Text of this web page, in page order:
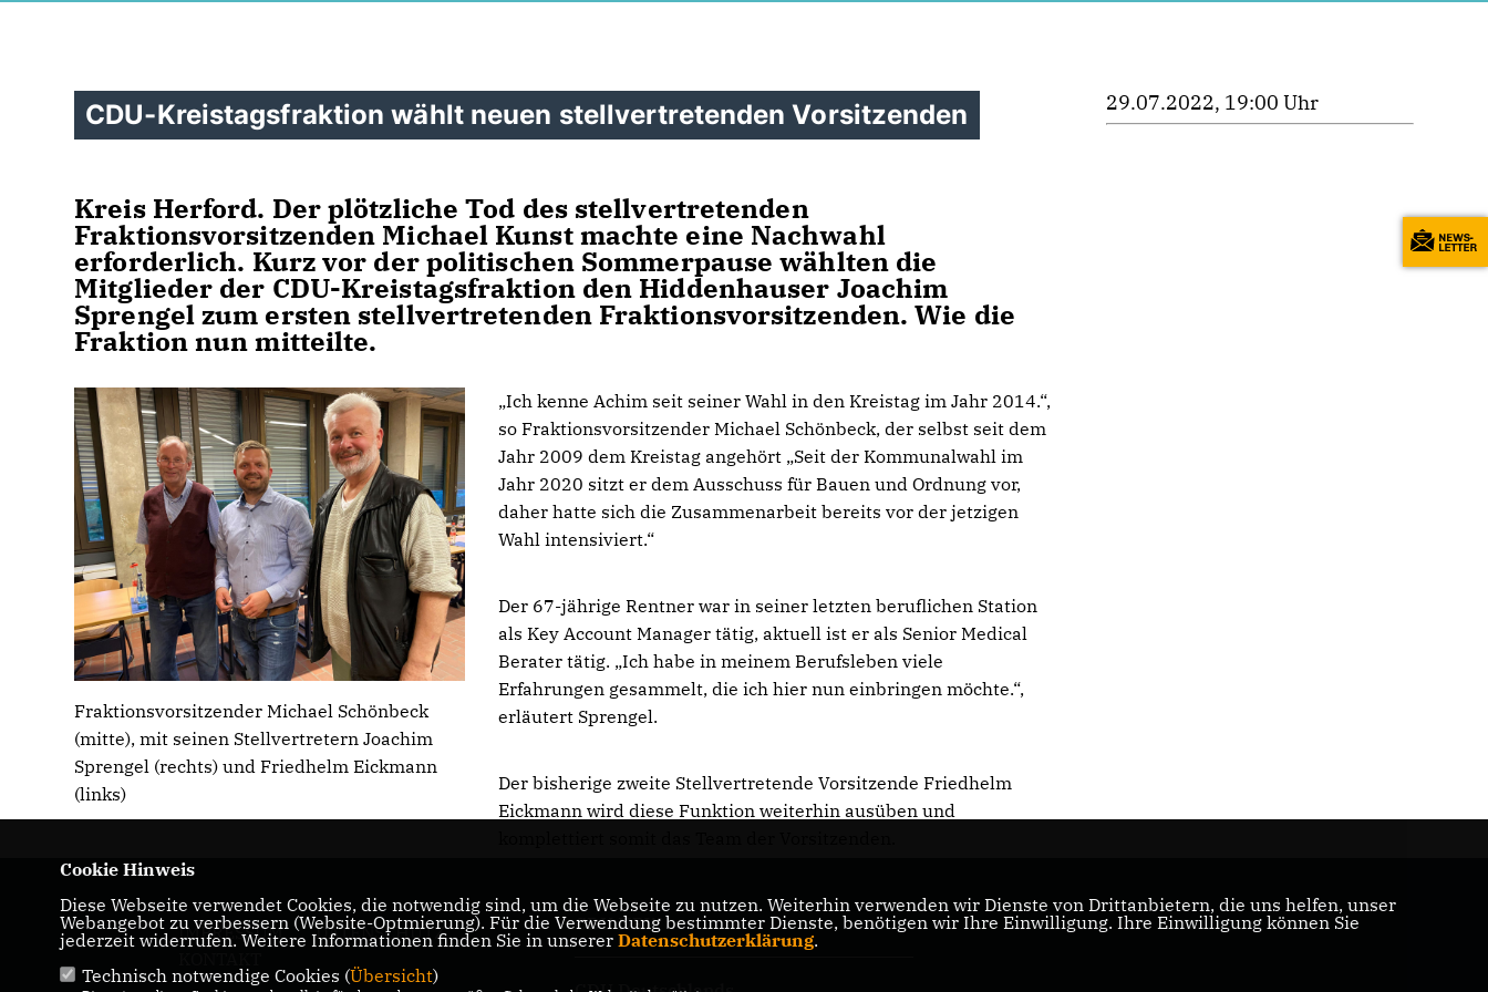
CDU-Kreistagsfraktion wählt neuen stellvertretenden Vorsitzenden
Kreis Herford. Der plötzliche Tod des stellvertretenden
Fraktionsvorsitzenden Michael Kunst machte eine Nachwahl
erforderlich. Kurz vor der politischen Sommerpause wählten die
Mitglieder der CDU-Kreistagsfraktion den Hiddenhauser Joachim
Sprengel zum ersten stellvertretenden Fraktionsvorsitzenden. Wie die
Fraktion nun mitteilte.
Fraktionsvorsitzender Michael Schönbeck
(mitte), mit seinen Stellvertretern Joachim
Sprengel (rechts) und Friedhelm Eickmann
(links)
Ich kenne Achim seit seiner Wahl in den Kreistag im Jahr 2014.“,
so Fraktionsvorsitzender Michael Schönbeck, der selbst seit dem
Jahr 2009 dem Kreistag angehört „Seit der Kommunalwahl im
Jahr 2020 sitzt er dem Ausschuss für Bauen und Ordnung vor,
daher hatte sich die Zusammenarbeit bereits vor der jetzigen
Wahl intensiviert.“
Der 67-jährige Rentner war in seiner letzten beruflichen Station
als Key Account Manager tätig, aktuell ist er als Senior Medical
Berater tätig. „Ich habe in meinem Berufsleben viele
Erfahrungen gesammelt, die ich hier nun einbringen möchte.“,
erläutert Sprengel.
Der bisherige zweite Stellvertretende Vorsitzende Friedhelm
Eickmann wird diese Funktion weiterhin ausüben und
29.07.2022, 19:00 Uhr
IMPRESSUM
DATENSCHUTZ
CDU NRW
Cookie Hinweis
Diese Webseite verwendet Cookies, die notwendig sind, um die Webseite zu nutzen. Weiterhin verwenden wir Dienste von Drittanbietern, die uns helfen, unser
Webangebot zu verbessern (Website-Optmierung). Für die Verwendung bestimmter Dienste, benötigen wir Ihre Einwilligung. Ihre Einwilligung können Sie
jederzeit widerrufen. Weitere Informationen finden Sie in unserer Datenschutzerklärung.
Technisch notwendige Cookies (Übersicht)